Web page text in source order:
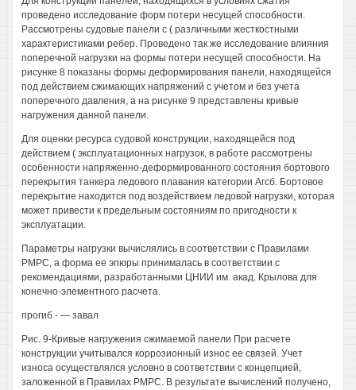
проведено исследование форм потери несущей способности.
Рассмотрены судовые панели с ( различными жесткостными
характеристиками ребер. Проведено так же исследование влияния
поперечной нагрузки на формы потери несущей способности. На
рисунке 8 показаны формы деформирования панели, находящейся
под действием сжимающих напряжений с учетом и без учета
поперечного давления, а на рисунке 9 представлены кривые
нагружения данной панели.
Для оценки ресурса судовой конструкции, находящейся под
действием ( эксплуатационных нагрузок, в работе рассмотрены
особенности напряженно-деформированного состояния бортового
перекрытия танкера ледового плавания категории Агсб. Бортовое
перекрытие находится под воздействием ледовой нагрузки, которая
может привести к предельным состояниям по пригодности к
эксплуатации.
Параметры нагрузки вычислялись в соответствии с Правилами
РМРС, а форма ее эпюры принималась в соответствии с
рекомендациями, разработанными ЦНИИ им. акад. Крылова для
конечно-элементного расчета.
прогиб - — завал
Рис. 9-Кривые нагружения сжимаемой панели При расчете
конструкции учитывался коррозионный износ ее связей. Учет
износа осуществлялся условно в соответствии с концепцией,
заложенной в Правилах РМРС. В результате вычислений получено,